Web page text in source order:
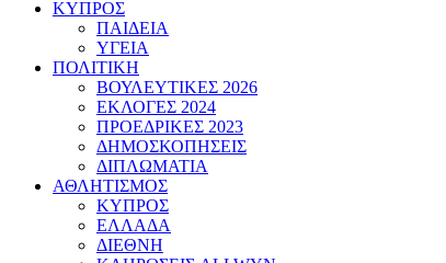
ΚΥΠΡΟΣ
ΠΑΙΔΕΙΑ
ΥΓΕΙΑ
ΠΟΛΙΤΙΚΗ
ΒΟΥΛΕΥΤΙΚΕΣ 2026
ΕΚΛΟΓΕΣ 2024
ΠΡΟΕΔΡΙΚΕΣ 2023
ΔΗΜΟΣΚΟΠΗΣΕΙΣ
ΔΙΠΛΩΜΑΤΙΑ
ΑΘΛΗΤΙΣΜΟΣ
ΚΥΠΡΟΣ
ΕΛΛΑΔΑ
ΔΙΕΘΝΗ